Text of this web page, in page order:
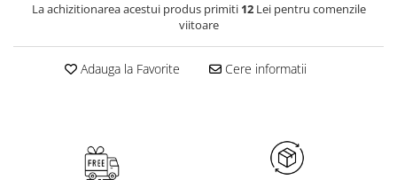
La achizitionarea acestui produs primiti 12Lei pentru comenzile
viitoare
Adauga la Favorite Cere informatii